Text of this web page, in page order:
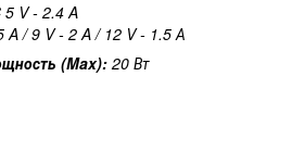
5 V - 2.4 A
A / 9 V - 2 A / 12 V - 1.5 А
(Max): 20 Вт